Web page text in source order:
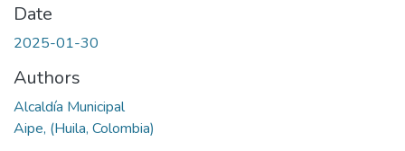
Date
2025-01-30
Authors
Alcaldía Municipal
Aipe, (Huila, Colombia)